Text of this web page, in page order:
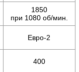
1850
при 1080 об/мин.
Евро-2
400